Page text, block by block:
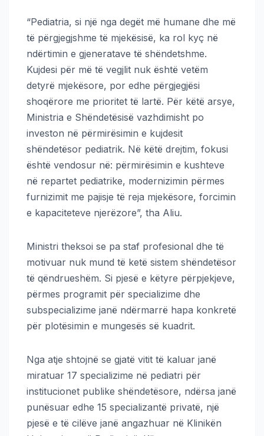
“Pediatria, si një nga degët më humane dhe më
të përgjegjshme të mjekësisë, ka rol kyç në
ndërtimin e gjeneratave të shëndetshme.
Kujdesi për më të vegjlit nuk është vetëm
detyrë mjekësore, por edhe përgjegjësi
shoqërore me prioritet të lartë. Për këtë arsye,
Ministria e Shëndetësisë vazhdimisht po
investon në përmirësimin e kujdesit
shëndetësor pediatrik. Në këtë drejtim, fokusi
është vendosur në: përmirësimin e kushteve
në repartet pediatrike, modernizimin përmes
furnizimit me pajisje të reja mjekësore, forcimin
e kapaciteteve njerëzore”, tha Aliu.
Ministri theksoi se pa staf profesional dhe të
motivuar nuk mund të ketë sistem shëndetësor
të qëndrueshëm. Si pjesë e këtyre përpjekjeve,
përmes programit për specializime dhe
subspecializime janë ndërmarrë hapa konkretë
për plotësimin e mungesës së kuadrit.
Nga atje shtojnë se gjatë vitit të kaluar janë
miratuar 17 specializime në pediatri për
institucionet publike shëndetësore, ndërsa janë
punësuar edhe 15 specializantë privatë, një
pjesë e të cilëve janë angazhuar në Klinikën